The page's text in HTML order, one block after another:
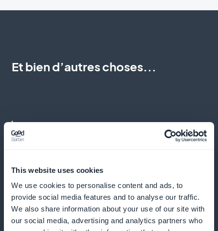
This website uses cookies
We use cookies to personalise content and ads, to
provide social media features and to analyse our traffic.
We also share information about your use of our site with
our social media, advertising and analytics partners who
Et bien d’autres choses...
contenu des événements culturels et
artistiques
Accédez à des analyses précises sur vos abonnés et
optimisez votre stratégie de contenu.